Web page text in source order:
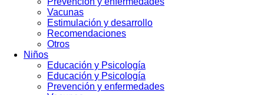
Vacunas
Estimulación y desarrollo
Recomendaciones
Otros
Niños
Educación y Psicología
Educación y Psicología
Prevención y enfermedades